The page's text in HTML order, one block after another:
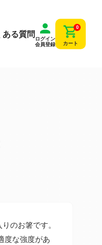
ある質問ログイン
会員登録 カート
0
のお箸です。
度な強度があ